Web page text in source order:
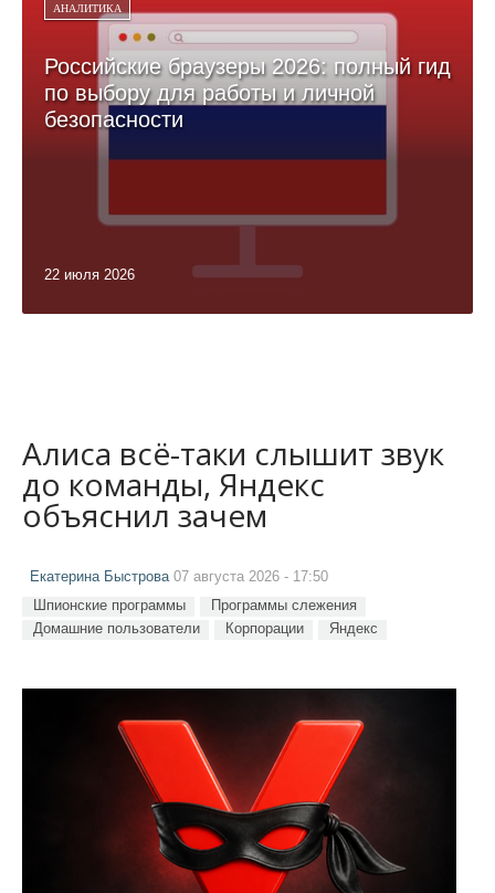
АНАЛИТИКА
Российские браузеры 2026: полный гид
по выбору для работы и личной
безопасности
22 июля 2026
Алиса всё-таки слышит звук
до команды, Яндекс
объяснил зачем
Екатерина Быстрова 07 августа 2026 - 17:50
Шпионские программы
Программы слежения
Домашние пользователи
Корпорации Яндекс